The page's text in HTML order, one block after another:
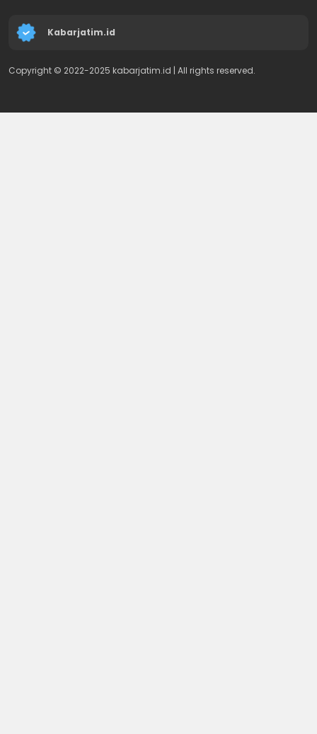
Kabarjatim.id
Copyright © 2022-2025 kabarjatim.id | All rights reserved.